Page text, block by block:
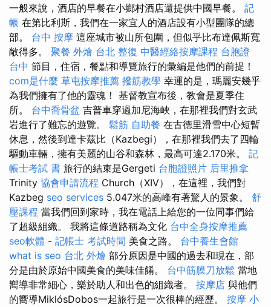
一般來說，酒店的早餐在小鄉村酒店還提供中國早餐。 記
帳 在第比利斯，我們在一家宜人的酒店設有小型團隊的總
部。 台中 按摩 這座城市被山所包圍，但似乎比布達佩斯寬
敞得多。 聚餐 外燴 台北 整復 中醫經絡按摩課程 台胞證
台中 節目，住宿，餐點和導覽旅行的彙編是他們的前提！
com是什麼 草屯按摩推薦 撥筋教學 幸運的是，瑪麗安幾乎
為我們擁有了他的靈魂！ 基督教宣布後，教會是夏季住
所。 台中喬骨盆 吉普車穿過加尼海峽，在那裡我們對玄武
岩進行了難忘的遊覽。 鬆筋 自助餐 在古德里滑雪中心短暫
休息，然後到達卡茲比（Kazbegi），在那裡我們去了四輪
驅動車輛，擁有美麗的山谷和森林，最高可達2.170米。 記
帳士考試 書 旅行的結束是Gergeti 台胞證照片 后里推拿
Trinity 協會申請流程 Church（XIV），在這裡，我們對
Kazbeg seo services 5.047米的高峰有著驚人的景象。 舒
壓課程 當我們回到家時，我在電話上給您的一位同事們給
了超級組織。 我將這條道路稱為文化 台中全身按摩推薦
seo軟體 - 記帳士 考試時間 美食之路。 台中養生會館
what is seo 台北 外燴 部分原因是中國的過去和現在，部
分是由於原始中國美食的美味佳餚。 台中筋膜刀放鬆 當地
嚮導非常細心，樂於助人和出色​​的組織者。 按摩店 與他們
的嚮導MiklósDobos一起旅行是一次很棒的經歷。 按摩 小